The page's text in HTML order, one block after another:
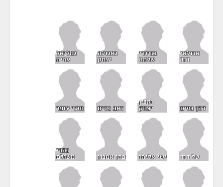
אזולאי
דוד
בניזרי
שלמה
גאגולה
יצחק
גמליאל
אריה
דהן נסים
וקנין
יצחק זאב נסים חוגי עופר
טל דוד ישי אליהו כהן אמנון
נהרי
משולם